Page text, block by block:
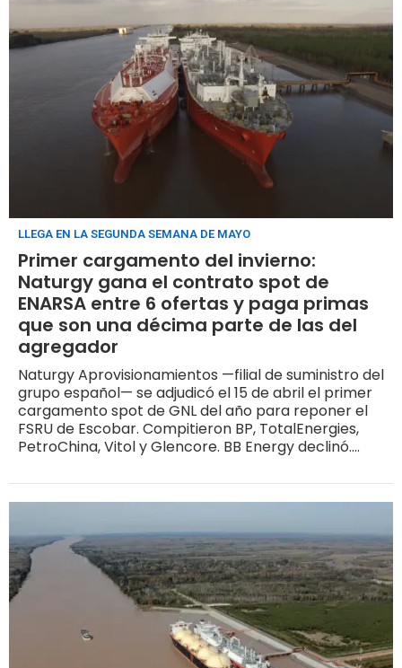
LLEGA EN LA SEGUNDA SEMANA DE MAYO
Primer cargamento del invierno:
Naturgy gana el contrato spot de
ENARSA entre 6 ofertas y paga primas
que son una décima parte de las del
agregador
Naturgy Aprovisionamientos —filial de suministro del
grupo español— se adjudicó el 15 de abril el primer
cargamento spot de GNL del año para reponer el
FSRU de Escobar. Compitieron BP, TotalEnergies,
PetroChina, Vitol y Glencore. BB Energy declinó.
buques adicionales para mayo